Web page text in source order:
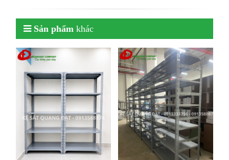
Sản phẩm khác